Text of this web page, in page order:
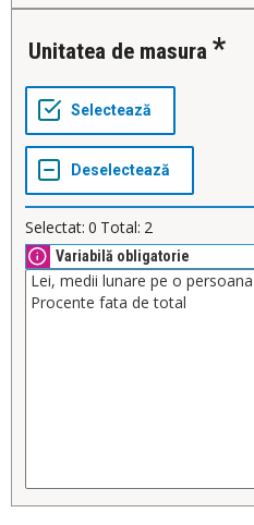
Unitatea de masura
Selectat: 0 Total: 2
Variabilă obligatorie